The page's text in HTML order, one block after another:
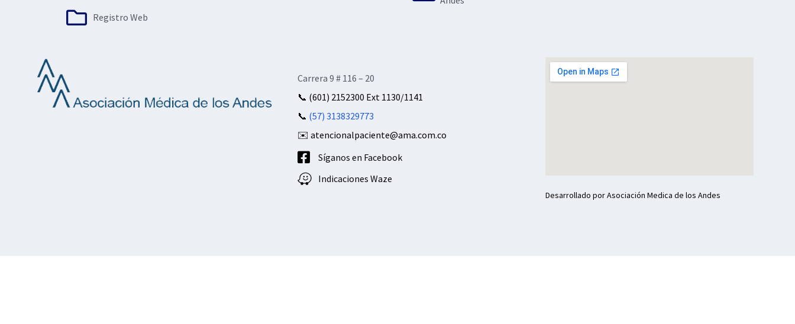
Registro Web
Carrera 9 # 116 – 20
📞 (601) 2152300 Ext 1130/1141
📞 (57) 3138329773
✉️ atencionalpaciente@ama.com.co
Síganos en Facebook
Indicaciones Waze
Desarrollado por Asociación Medica de los Andes